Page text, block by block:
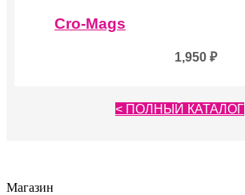
Cro-Mags
1,950 ₽
< ПОЛНЫЙ КАТАЛОГ
Магазин